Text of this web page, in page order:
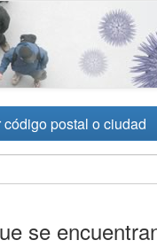
postal o ciudad
se